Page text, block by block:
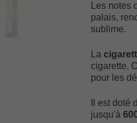
Les notes
palais,
sublime.
La
cigarette.
pour les
Il est
jusqu'à